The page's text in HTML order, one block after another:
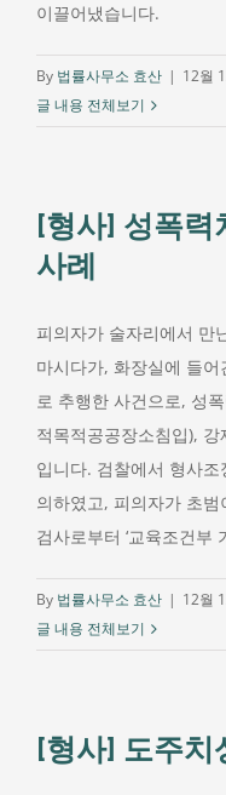
이끌어냈습니다.
By 법률사무소 효산 | 12월
글 내용 전체보기
[형사] 성폭력
사례
피의자가 술자리에서 만
마시다가, 화장실에 들
로 추행한 사건으로, 성
적목적공공장소침입),
입니다. 검찰에서 형사
의하였고, 피의자가 초
검사로부터 ‘교육조건부
By 법률사무소 효산 | 12월
글 내용 전체보기
[형사] 도주치